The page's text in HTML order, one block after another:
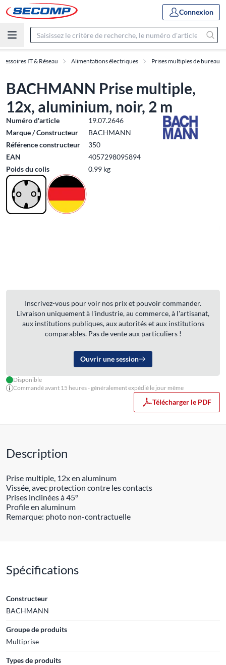
Connexion
IT & Réseau Alimentations électriques Prises multiples de bureau
BACHMANN Prise multiple,
12x, aluminium, noir, 2 m
Numéro d'article
19.07.2646
Marque / Constructeur
BACHMANN
Référence constructeur
350
EAN
4057298095894
Poids du colis
0.99 kg
Inscrivez-vous pour voir nos prix et pouvoir commander.
Livraison uniquement à l'industrie, au commerce, à l'artisanat,
aux institutions publiques, aux autorités et aux institutions
comparables. Pas de vente aux particuliers !
Ouvrir une session
Disponible
Commandé avant 15 heures - généralement expédié le jour même
Télécharger le PDF
Description
Prise multiple, 12x en aluminum
Vissée, avec protection contre les contacts
Prises inclinées à 45°
Profile en aluminum
Remarque: photo non-contractuelle
Spécifications
Constructeur
BACHMANN
Groupe de produits
Multiprise
Types de produits